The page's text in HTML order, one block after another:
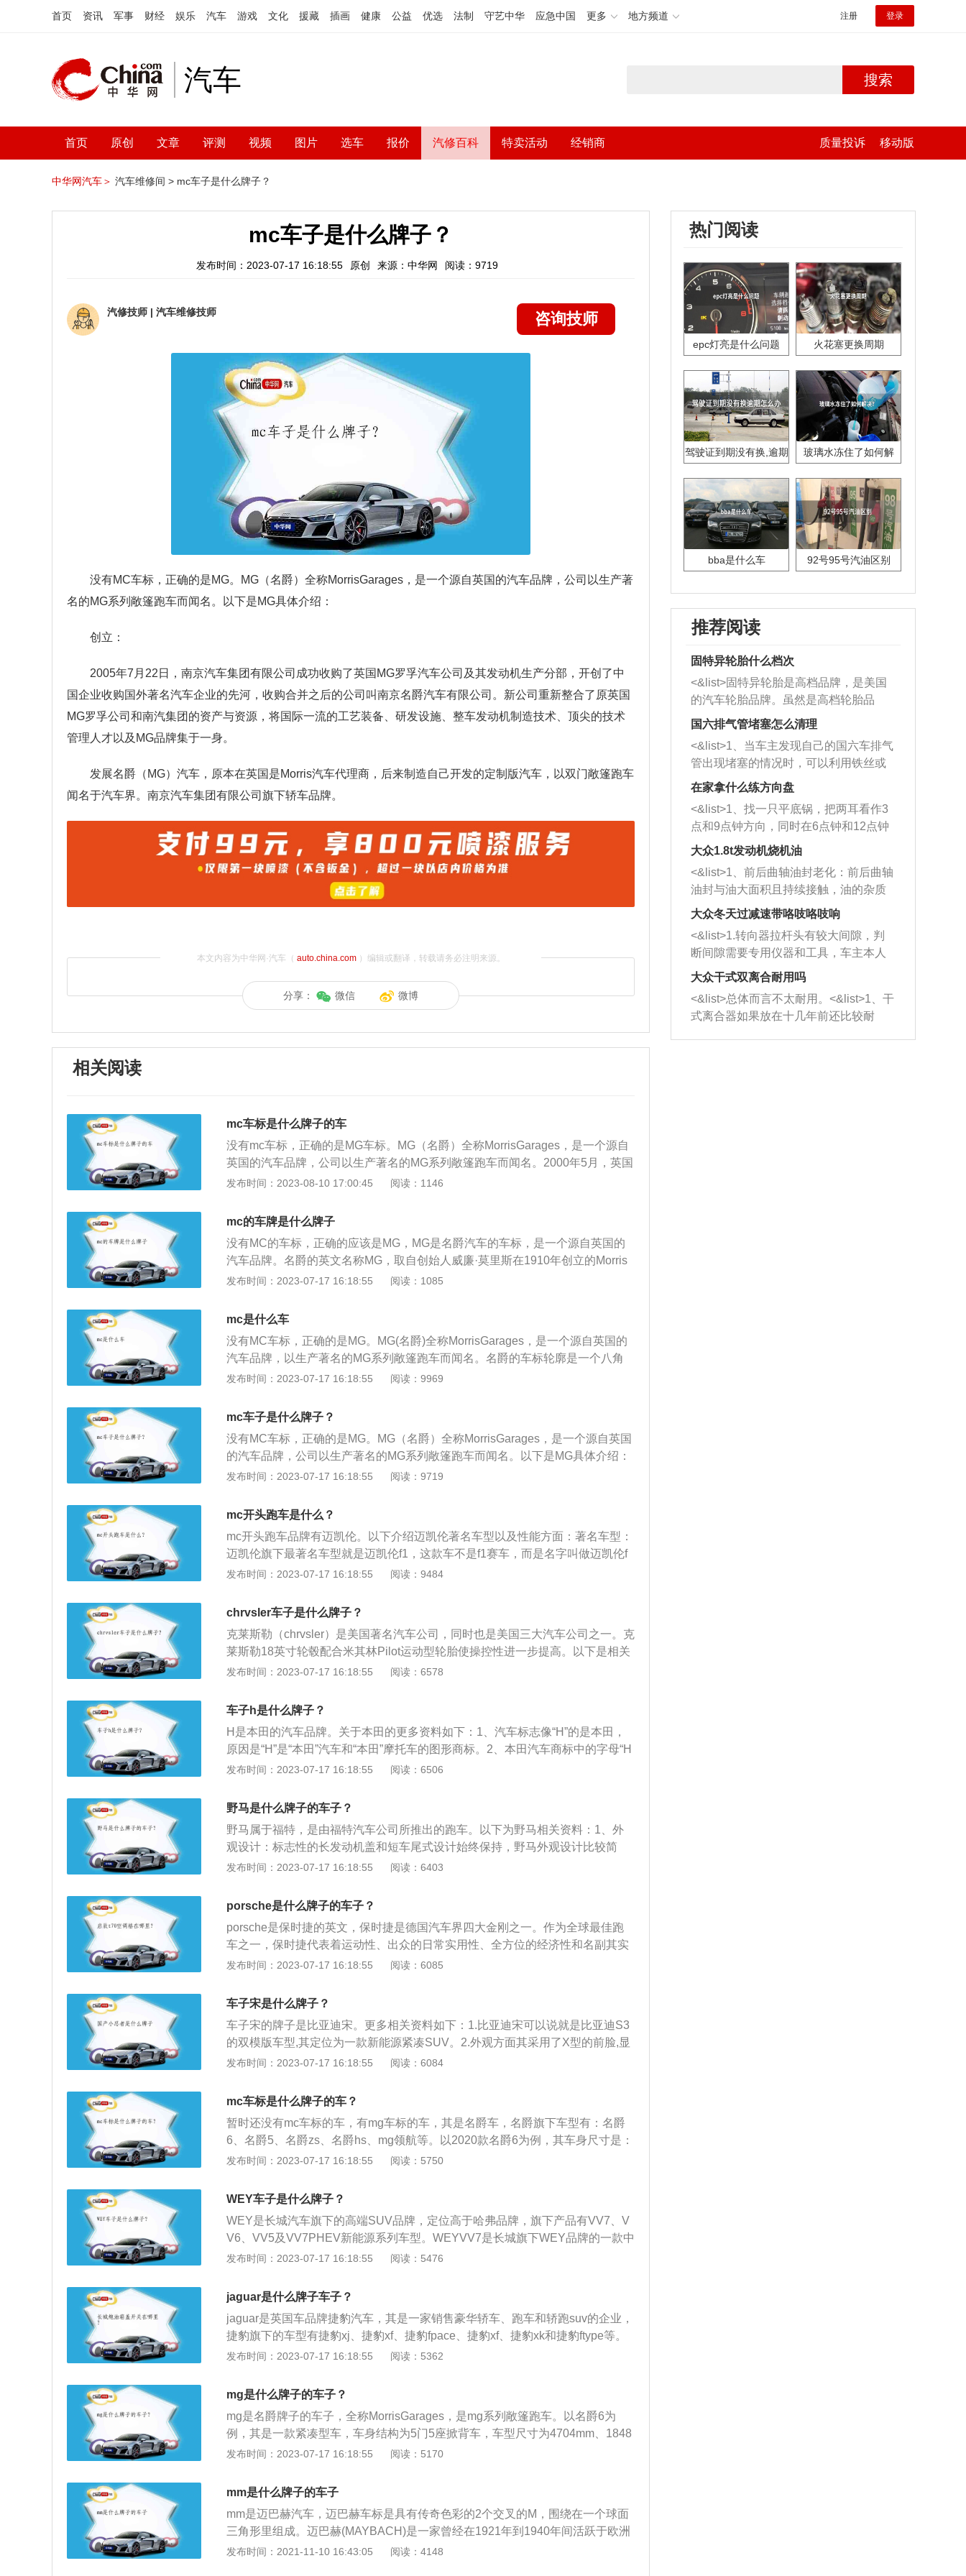
首页 资讯 军事 财经 娱乐 汽车 游戏 文化 援藏 插画 健康 公益 优选 法制 守艺中华 应急中国 更多 地方频道 注册 登录
汽车 搜索
首页 原创 文章 评测 视频 图片 选车 报价 汽修百科 特卖活动 经销商 质量投诉 移动版
中华网汽车＞ 汽车维修间 > mc车子是什么牌子？
mc车子是什么牌子？
发布时间：2023-07-17 16:18:55 原创 来源：中华网 阅读：9719
汽修技师 | 汽车维修技师 咨询技师
没有MC车标，正确的是MG。MG（名爵）全称MorrisGarages，是一个源自英国的汽车品牌，公司以生产著
名的MG系列敞篷跑车而闻名。以下是MG具体介绍：
创立：
2005年7月22日，南京汽车集团有限公司成功收购了英国MG罗孚汽车公司及其发动机生产分部，开创了中
国企业收购国外著名汽车企业的先河，收购合并之后的公司叫南京名爵汽车有限公司。新公司重新整合了原英国
MG罗孚公司和南汽集团的资产与资源，将国际一流的工艺装备、研发设施、整车发动机制造技术、顶尖的技术
管理人才以及MG品牌集于一身。
发展名爵（MG）汽车，原本在英国是Morris汽车代理商，后来制造自己开发的定制版汽车，以双门敞篷跑车
闻名于汽车界。南京汽车集团有限公司旗下轿车品牌。
本文内容为中华网·汽车（ auto.china.com）编辑或翻译，转载请务必注明来源。
分享： 微信 微博
相关阅读
mc车标是什么牌子的车
没有mc车标，正确的是MG车标。MG（名爵）全称MorrisGarages，是一个源自
英国的汽车品牌，公司以生产著名的MG系列敞篷跑车而闻名。2000年5月，英国
MG与另一个英国汽车名牌罗孚(Rover）合并成为MG罗孚汽车公司。以2022款名
千瓦，发动机1.5T的173马力，变速箱采用7挡湿式双离合。（数据来源于有驾官
发布时间：2023-08-10 17:00:45 阅读：1146
mc的车牌是什么牌子
没有MC的车标，正确的应该是MG，MG是名爵汽车的车标，是一个源自英国的
汽车品牌。名爵的英文名称MG，取自创始人威廉·莫里斯在1910年创立的Morris
Garages（莫里斯车行）首字母。运用了英国圣公教会天穹的极具张力、坚定、
更象征着热情、忠诚。2005年7月22日，南京汽车集团有限公司成功收购了英国
MG罗孚汽车公司及其发动机生产分部，开创了中国企业收购国外著名汽车企业
的先河，收购合并之后的公司叫南京名爵汽车有限公司。新公司重新整合了原英
国MG罗孚公司和南汽集团的资产与资源，将国际一流的工艺装备、研发设施、
整车发动机制造技术、顶尖的技术管理人才以及MG品牌集于一身。
发布时间：2023-07-17 16:18:55 阅读：1085
mc是什么车
没有MC车标，正确的是MG。MG(名爵)全称MorrisGarages，是一个源自英国的
汽车品牌，以生产著名的MG系列敞篷跑车而闻名。名爵的车标轮廓是一个八角
形，八角形在中国传统文化中代表着稳固、忠诚、可信赖，同时MG品牌积极向
质、创造力作为品牌的理念。名爵以旗下MG系列敞篷跑车而蜚声国际汽车界，
同时MG跑车向来是以独特的设计、精细的做工以及优良的性能著称；收归国内
后，MG旗下车型的钣金，漆面、底盘等多项技术可以说并不逊色于合资车。200
5年7月22日，南京汽车集团有限公司成功收购了英国MG罗孚汽车公司及其发动
机生产分部，开创了中国企业收购国外著名汽车企业的先河，收购合并之后的公
发布时间：2023-07-17 16:18:55 阅读：9969
mc车子是什么牌子？
没有MC车标，正确的是MG。MG（名爵）全称MorrisGarages，是一个源自英国
的汽车品牌，公司以生产著名的MG系列敞篷跑车而闻名。以下是MG具体介绍：
创立：2005年7月22日，南京汽车集团有限公司成功收购了英国MG罗孚汽车公司
之后的公司叫南京名爵汽车有限公司。新公司重新整合了原英国MG罗孚公司和
南汽集团的资产与资源，将国际一流的工艺装备、研发设施、整车发动机制造技
术、顶尖的技术管理人才以及MG品牌集于一身。发展名爵（MG）汽车，原本在
英国是Morris汽车代理商，后来制造自己开发的定制版汽车，以双门敞篷跑车闻
名于汽车界。南京汽车集团有限公司旗下轿车品牌。
发布时间：2023-07-17 16:18:55 阅读：9719
mc开头跑车是什么？
mc开头跑车品牌有迈凯伦。以下介绍迈凯伦著名车型以及性能方面：著名车型：
迈凯伦旗下最著名车型就是迈凯伦f1，这款车不是f1赛车，而是名字叫做迈凯伦f
1，迈凯伦跑车都采用碳纤维单体座舱，迈凯伦旗下跑车采用一些f1赛车技术，迈
秒内从静止加速到100公里每小时速度，最高时速可以达到386公里每小时。迈凯
伦f1曾经是世界上速度最快量产跑车。
发布时间：2023-07-17 16:18:55 阅读：9484
chrvsler车子是什么牌子？
克莱斯勒（chrvsler）是美国著名汽车公司，同时也是美国三大汽车公司之一。克
莱斯勒18英寸轮毂配合米其林Pilot运动型轮胎使操控性进一步提高。以下是相关
资料：1、克莱斯勒公司是创始人沃尔特·克莱斯勒的姓氏命名的汽车公司。2、图
负，以及永无止境地追求和在竞争中获胜的奋斗精神；五角星的五个部分，分别
表示五大洲都在使用克莱斯勒汽车公司的汽车，克莱斯勒汽车公司的汽车遍及全
世界。
发布时间：2023-07-17 16:18:55 阅读：6578
车子h是什么牌子？
H是本田的汽车品牌。关于本田的更多资料如下：1、汽车标志像“H”的是本田，
原因是“H”是“本田”汽车和“本田”摩托车的图形商标。2、本田汽车商标中的字母“H
M”是“HONDAMOTOR”的缩写，在这两个字母上有鹰的翅膀，象征着“飞跃的本田
人是传奇式人物本田宗一郎。公司总部在东京，雇员总数达18万人左右。现在，
本田公司已是一个跨国汽车、摩托车生产销售集团。
发布时间：2023-07-17 16:18:55 阅读：6506
野马是什么牌子的车子？
野马属于福特，是由福特汽车公司所推出的跑车。以下为野马相关资料：1、外
观设计：标志性的长发动机盖和短车尾式设计始终保持，野马外观设计比较简
洁，没有多余的装饰，设有C形侧进风槽、三联尾灯以及格栅中间的奔马徽饰；
采用业内最新选装色彩可调配式组合仪表，驾驶员可轻松通过按动按钮来任意调
制出125种以上的不同颜色背景来突显自己的个性；3、动力搭配：采用4.6升全
铝V-8发动机配有三气门缸盖，输出功率为224千瓦，而新款SOHCV-64.0升发动
机输出功率为151千瓦，手动和自动5速变速器将生成的功率稳定的输送到路面。
发布时间：2023-07-17 16:18:55 阅读：6403
porsche是什么牌子的车子？
porsche是保时捷的英文，保时捷是德国汽车界四大金刚之一。作为全球最佳跑
车之一，保时捷代表着运动性、出众的日常实用性、全方位的经济性和名副其实
的环境兼容性的完美结合。以下是关于保时捷的相关资料：1、作为全球最佳跑
和名副其实的环境兼容性的完美结合。2、通过引入全面的新技术，新款911Carr
era再次确立了其领先地位。采用直接汽油喷射技术的全新Boxer发动机和选装保
时捷双离合器变速箱是设计中的两个特别亮点，标志着车辆开发的一个重大飞
跃。
发布时间：2023-07-17 16:18:55 阅读：6085
车子宋是什么牌子？
车子宋的牌子是比亚迪宋。更多相关资料如下：1.比亚迪宋可以说就是比亚迪S3
的双模版车型,其定位为一款新能源紧凑SUV。2.外观方面其采用了X型的前脸,显
得颇为运动。车身侧面,新车采用了隐藏式的A/B/C柱设计,从而营造出了悬浮式车
为4600/1870/1700mm，轴距为2660mm。
发布时间：2023-07-17 16:18:55 阅读：6084
mc车标是什么牌子的车？
暂时还没有mc车标的车，有mg车标的车，其是名爵车，名爵旗下车型有：名爵
6、名爵5、名爵zs、名爵hs、mg领航等。以2020款名爵6为例，其车身尺寸是：
长4704mm、宽1848mm、高1466mm，轴距为2715mm，油箱容积为50l。2020
大扭矩是285nm，与其匹配的是6挡手动变速箱。
发布时间：2023-07-17 16:18:55 阅读：5750
WEY车子是什么牌子？
WEY是长城汽车旗下的高端SUV品牌，定位高于哈弗品牌，旗下产品有VV7、V
V6、VV5及VV7PHEV新能源系列车型。WEYVV7是长城旗下WEY品牌的一款中
型豪华SUV，其车身长宽高分别是4760mm、1931mm、1655mm，轴距为2950
汽油，车身重量为1920kg，制动方式是四轮通风盘式制动。
发布时间：2023-07-17 16:18:55 阅读：5476
jaguar是什么牌子车子？
jaguar是英国车品牌捷豹汽车，其是一家销售豪华轿车、跑车和轿跑suv的企业，
捷豹旗下的车型有捷豹xj、捷豹xf、捷豹fpace、捷豹xf、捷豹xk和捷豹ftype等。
以捷豹xj为例：其是一款中型轿车，使用3.0t机械增压发动机，发动机最大马力是
m，搭载的是8挡手自一体变速箱，最高车速是每小时250km。
发布时间：2023-07-17 16:18:55 阅读：5362
mg是什么牌子的车子？
mg是名爵牌子的车子，全称MorrisGarages，是mg系列敞篷跑车。以名爵6为
例，其是一款紧凑型车，车身结构为5门5座掀背车，车型尺寸为4704mm、1848
mm、1466mm，轴距为2715mm。名爵6搭载的是1.5T4缸涡轮增压发动机，与其
麦弗逊式独立悬架，后悬架采用了多连杆式独立悬架。
发布时间：2023-07-17 16:18:55 阅读：5170
mm是什么牌子的车子
mm是迈巴赫汽车，迈巴赫车标是具有传奇色彩的2个交叉的M，围绕在一个球面
三角形里组成。迈巴赫(MAYBACH)是一家曾经在1921年到1940年间活跃于欧洲
地区的豪华汽车品牌与制造厂，由威廉迈巴赫于1921年在德国创立。1919年，难
发布时间：2021-11-10 16:43:05 阅读：4148
热门阅读
epc灯亮是什么问题 火花塞更换周期
驾驶证到期没有换,逾期
玻璃水冻住了如何解
bba是什么车 92号95号汽油区别
推荐阅读
固特异轮胎什么档次
<&list>固特异轮胎是高档品牌，是美国
的汽车轮胎品牌。虽然是高档轮胎品
牌，但是中高低端的轮胎都有生产，这
也是为了更好的开拓市场。
国六排气管堵塞怎么清理
<&list>1、当车主发现自己的国六车排气
管出现堵塞的情况时，可以利用铁丝或
者是细棍，直接将杂物给取出来，如果
堵塞情况比较严重，也可以采取应急措
施。 <&list>2、直接利用木棍将所有的
杂物推到排气管里面的位置处，然后将
三元催化器拆解开，就可以将堵塞的东
西取出来。但如果是因为积碳过多引起
的堵塞，就需要将三元催化器泡在草酸
洗剂对堵塞的情况得到解决，将清洗剂
放在燃油箱中，与燃油混合后，车辆启
动时，就可以和汽油一起进入到燃烧
室，最后形成废气排出，就可以让三元
催化器得到清洗，排气管堵塞的情况就
能够得到解决。
在家拿什么练方向盘
<&list>1、找一只平底锅，把两耳看作3
点和9点钟方向，同时在6点钟和12点钟
方向做一个标记。 <&list>2、双手握住
一圈半的练习，往右同样也要打相同的
圈数。 <&list>3、最后强调要反复练
习，这样就可以形成肌肉记忆，在真实
驾驶车辆时，不需要记忆也能打好方
向。
大众1.8t发动机烧机油
<&list>1、前后曲轴油封老化：前后曲轴
油封与油大面积且持续接触，油的杂质
和发动机内持续温度变化使其密封效果
逐渐减弱，导致渗油或漏油。<&list>2、
活塞间隙过大：积碳会使活塞环与缸体
的间隙扩大，导致机油流入燃烧室中，
造成烧机油。<&list>3、机油粘度。使用
机油粘度过小的话，同样会有烧机油现
象，机油粘度过小具有很好的流动性，
大众冬天过减速带咯吱咯吱响
<&list>1.转向器拉杆头有较大间隙，判
断间隙需要专用仪器和工具，车主本人
无法制作，需要将车辆送到修理厂或4s
店；<&list>2.车辆半轴套管防尘罩破
裂，破裂后会出现漏油现象，使半轴磨
损严重，磨损的半轴容易损坏，产生异
响；<&list>3.稳定器的转向胶套和球头
大众干式双离合耐用吗
<&list>总体而言不太耐用。<&list>1、干
式离合器如果放在十几年前还比较耐